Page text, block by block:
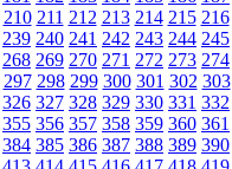
210 211 212 213 214 215 216
239 240 241 242 243 244 245
268 269 270 271 272 273 274
297 298 299 300 301 302 303
326 327 328 329 330 331 332
355 356 357 358 359 360 361
384 385 386 387 388 389 390